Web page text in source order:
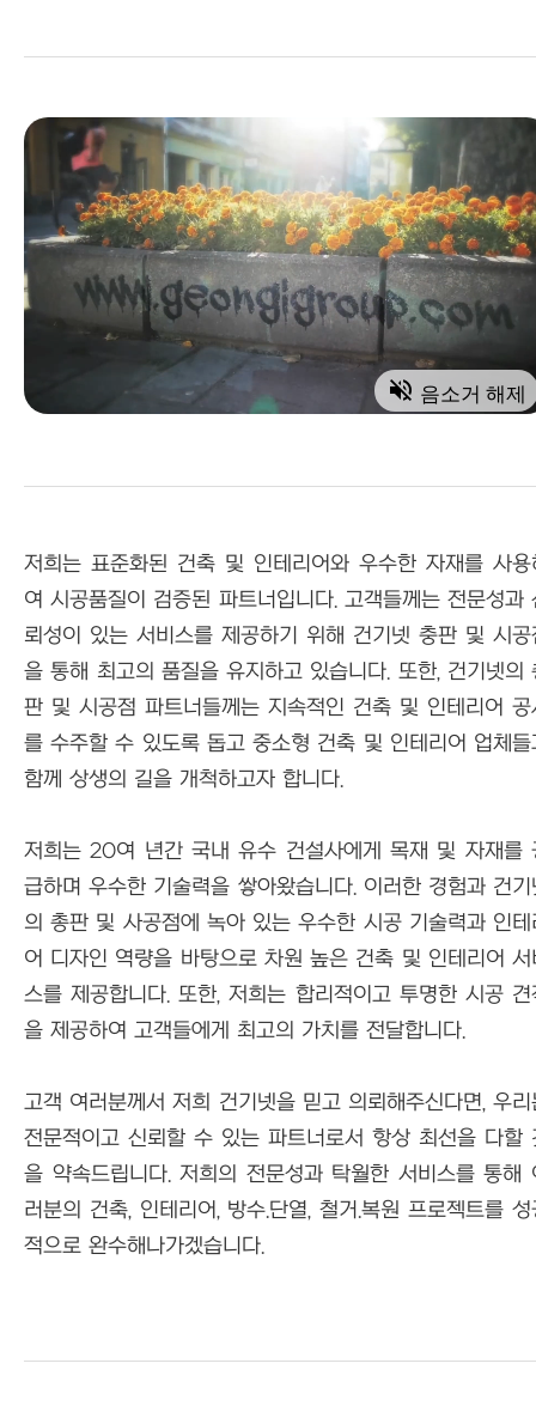
volume_off 음소거 해제
저희는 표준화된 건축 및 인테리어와 우수한 자재를 사용
여 시공품질이 검증된 파트너입니다. 고객들께는 전문성과
뢰성이 있는 서비스를 제공하기 위해 건기넷 충판 및 시공
을 통해 최고의 품질을 유지하고 있습니다. 또한, 건기넷의
판 및 시공점 파트너들께는 지속적인 건축 및 인테리어 공
를 수주할 수 있도록 돕고 중소형 건축 및 인테리어 업체들
함께 상생의 길을 개척하고자 합니다.
저희는 20여 년간 국내 유수 건설사에게 목재 및 자재를
급하며 우수한 기술력을 쌓아왔습니다. 이러한 경험과 건기
의 총판 및 사공점에 녹아 있는 우수한 시공 기술력과 인테
어 디자인 역량을 바탕으로 차원 높은 건축 및 인테리어 서
스를 제공합니다. 또한, 저희는 합리적이고 투명한 시공 견
을 제공하여 고객들에게 최고의 가치를 전달합니다.
고객 여러분께서 저희 건기넷을 믿고 의뢰해주신다면, 우리
전문적이고 신뢰할 수 있는 파트너로서 항상 최선을 다할
을 약속드립니다. 저희의 전문성과 탁월한 서비스를 통해
러분의 건축, 인테리어, 방수.단열, 철거.복원 프로젝트를 성
적으로 완수해나가겠습니다.